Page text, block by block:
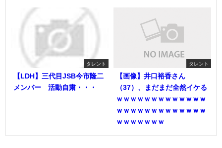
タレント
【LDH】三代目JSB今市隆二
メンバー 活動自粛・・・
タレント
【画像】井口裕香さん
（37）、まだまだ全然イケる
ｗｗｗｗｗｗｗｗｗｗｗｗｗ
ｗｗｗｗｗｗｗｗｗｗｗｗｗ
ｗｗｗｗｗｗｗ